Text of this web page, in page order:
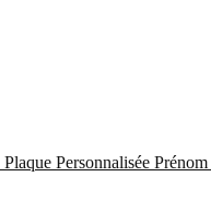
Plaque Personnalisée Prénom